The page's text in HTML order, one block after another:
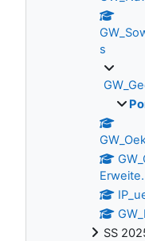
s
SS